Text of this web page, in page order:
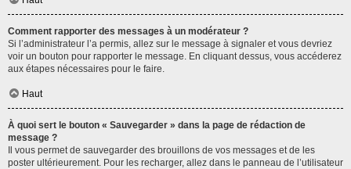
Comment rapporter des messages à un modérateur ?
Si l’administrateur l’a permis, allez sur le message à signaler et vous devriez
voir un bouton pour rapporter le message. En cliquant dessus, vous accéderez
aux étapes nécessaires pour le faire.
Haut
À quoi sert le bouton « Sauvegarder » dans la page de rédaction de
message ?
Il vous permet de sauvegarder des brouillons de vos messages et de les
poster ultérieurement. Pour les recharger, allez dans le panneau de l’utilisateur